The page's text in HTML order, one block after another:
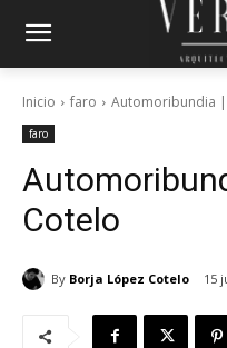
Inicio faro Automoribundia
faro
Cotelo
By Borja López Cotelo 15